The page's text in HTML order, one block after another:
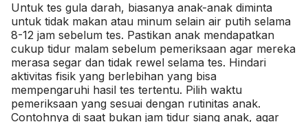
Untuk tes gula darah, biasanya anak-anak diminta
untuk tidak makan atau minum selain air putih selama
8-12 jam sebelum tes. Pastikan anak mendapatkan
cukup tidur malam sebelum pemeriksaan agar mereka
merasa segar dan tidak rewel selama tes. Hindari
aktivitas fisik yang berlebihan yang bisa
mempengaruhi hasil tes tertentu. Pilih waktu
pemeriksaan yang sesuai dengan rutinitas anak.
Contohnya di saat bukan jam tidur siang anak, agar